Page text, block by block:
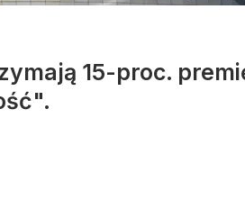
15-proc.